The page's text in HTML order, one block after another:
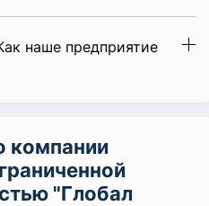
наше предприятие
компании
"Глобал